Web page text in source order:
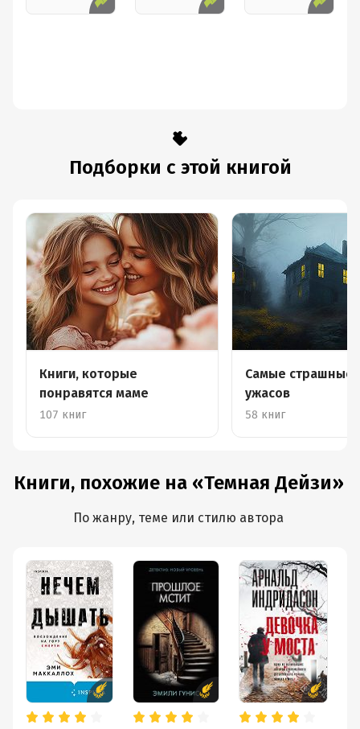
Подборки с этой книгой
Книги, которые
понравятся маме
107 книг
Самые страшные
ужасов
58 книг
Книги, похожие на «Темная Дейзи»
По жанру, теме или стилю автора